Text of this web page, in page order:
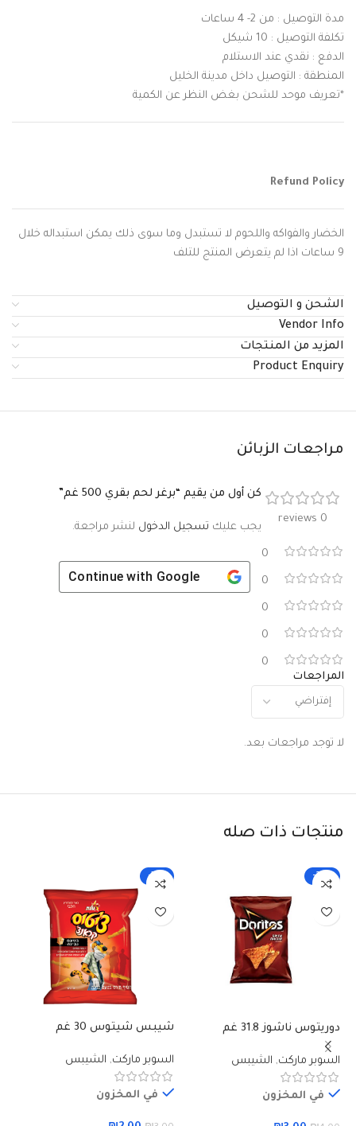
مدة التوصيل : من 2- 4 ساعات
تكلفة التوصيل : 10 شيكل
الدفع : نقدي عند الاستلام
المنطقة : التوصيل داخل مدينة الخليل
*تعريف موحد للشحن بغض النظر عن الكمية
Refund Policy
الخضار والفواكه واللحوم لا تستبدل وما سوى ذلك يمكن استبداله خلال
9 ساعات اذا لم يتعرض المنتج للتلف
الشحن و التوصيل
Vendor Info
المزيد من المنتجات
Product Enquiry
مراجعات الزبائن
0 reviews
0
0
0
0
0
المراجعات
لا توجد مراجعات بعد.
كن أول من يقيم “برغر لحم بقري 500 غم”
يجب عليك تسجيل الدخول لنشر مراجعة.
Continue with Google
منتجات ذات صله
-25%
دوريتوس ناشوز 31.8 غم
السوبر ماركت, الشيبس
في المخزون
-33%
شيبس شيتوس 30 غم
السوبر ماركت, الشيبس
في المخزون